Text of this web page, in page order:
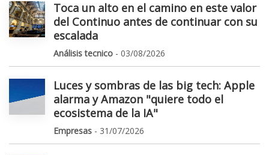
Toca un alto en el camino en este valor
del Continuo antes de continuar con su
escalada
Análisis tecnico - 03/08/2026
Luces y sombras de las big tech: Apple
alarma y Amazon "quiere todo el
ecosistema de la IA"
Empresas - 31/07/2026